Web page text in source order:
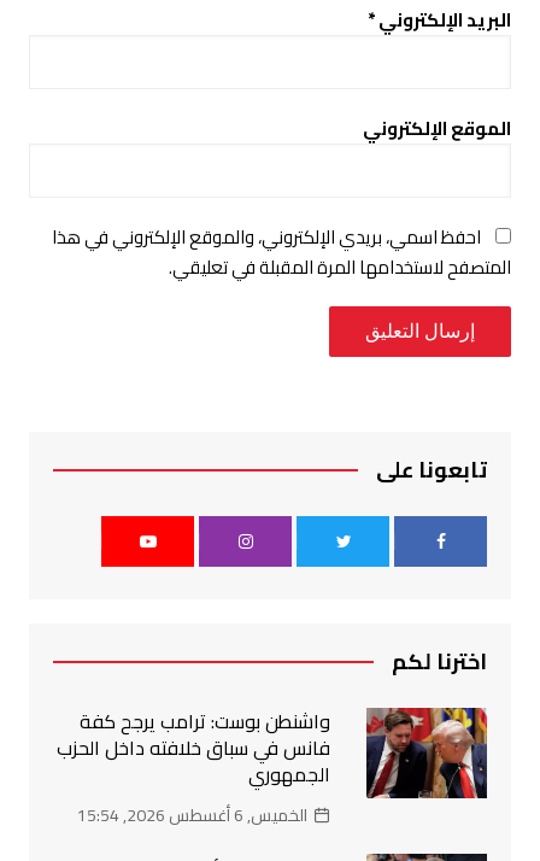
البريد الإلكتروني*
الموقع الإلكتروني
احفظ اسمي، بريدي الإلكتروني، والموقع الإلكتروني في هذا
المتصفح لاستخدامها المرة المقبلة في تعليقي.
تابعونا على
اخترنا لكم
واشنطن بوست: ترامب يرجح كفة
فانس في سباق خلافته داخل الحزب
الجمهوري
الخميس, 6 أغسطس 2026, 15:54